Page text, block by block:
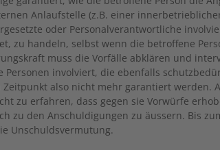
Anlaufstelle (z.B. einer
oder Personalverantwortliche
zu handeln, selbst wenn die betroffene
muss die Vorfälle abklären und
Personen involviert, die ebenfalls
also nicht mehr garantiert werden.
zu erfahren, dass gegen sie Vorwürfe
zu den Anschuldigungen zu äussern. Bis
Unschuldsvermutung.